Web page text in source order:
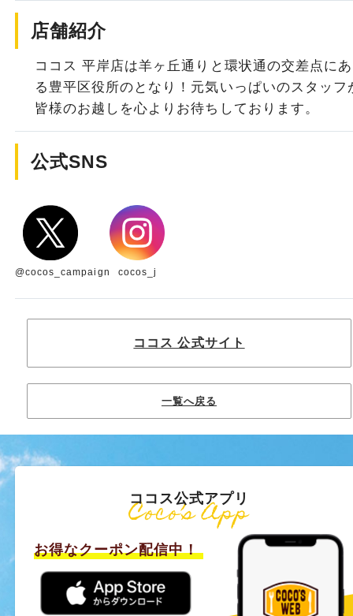
店舗紹介
ココス 平岸店は羊ヶ丘通りと環状通の交差点にあ
る豊平区役所のとなり！元気いっぱいのスタッフ
皆様のお越しを心よりお待ちしております。
公式SNS
@cocos_campaign cocos_j
ココス 公式サイト
一覧へ戻る
ココス公式アプリ
Coco’s App
お得なクーポン配信中！